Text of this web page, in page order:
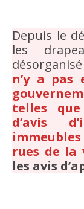
Depuis le
les
n’y a
telles
d’avis
rues de la
les avis